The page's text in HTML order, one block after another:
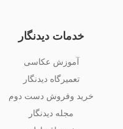
خدمات دیدنگار
آموزش عکاسی
تعمیرگاه دیدنگار
خرید وفروش دست دوم
مجله دیدنگار